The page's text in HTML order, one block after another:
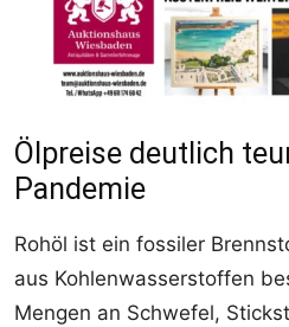
Ölpreise deutlich
Pandemie
Rohöl ist ein fossiler
aus Kohlenwasserstoffen
Mengen an Schwefel,